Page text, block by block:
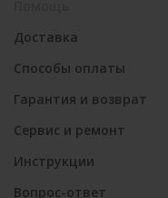
Доставка
Способы оплаты
Гарантия и возврат
Сервис и ремонт
Инструкции
Вопрос-ответ